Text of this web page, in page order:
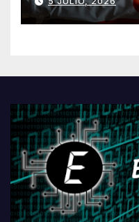
AliExpressi,
kontrola,